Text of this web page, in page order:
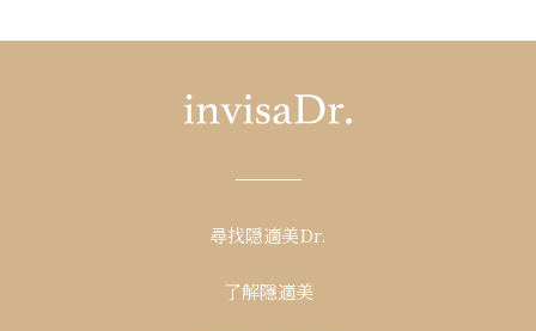
尋找隠適美Dr.
了解隱適美